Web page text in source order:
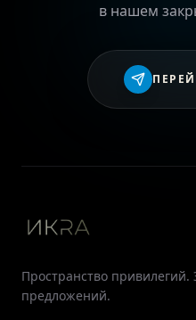
в нашем
Пространство привилегий.
предложений.